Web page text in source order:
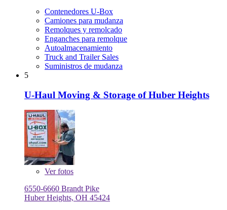
Contenedores U-Box
Camiones para mudanza
Remolques y remolcado
Enganches para remolque
Autoalmacenamiento
Truck and Trailer Sales
Suministros de mudanza
5
U-Haul Moving & Storage of Huber Heights
Verfotos
6550-6660 Brandt Pike
Huber Heights, OH 45424